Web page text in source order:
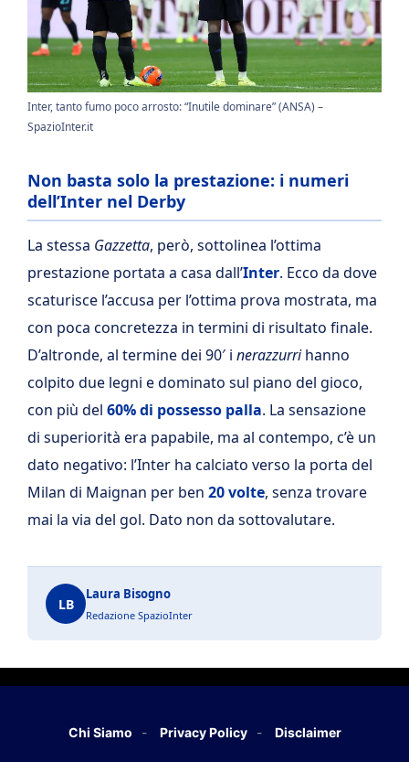
Inter, tanto fumo poco arrosto: “Inutile dominare” (ANSA) –
SpazioInter.it
Non basta solo la prestazione: i numeri
dell’Inter nel Derby
La stessa Gazzetta, però, sottolinea l’ottima
prestazione portata a casa dall’Inter. Ecco da dove
scaturisce l’accusa per l’ottima prova mostrata, ma
con poca concretezza in termini di risultato finale.
D’altronde, al termine dei 90′ i nerazzurrihanno
colpito due legni e dominato sul piano del gioco,
con più del 60% di possesso palla. La sensazione
di superiorità era papabile, ma al contempo, c’è un
dato negativo: l’Inter ha calciato verso la porta del
Milan di Maignan per ben 20 volte, senza trovare
mai la via del gol. Dato non da sottovalutare.
LB
Laura Bisogno
Redazione SpazioInter
Chi Siamo Privacy Policy Disclaimer